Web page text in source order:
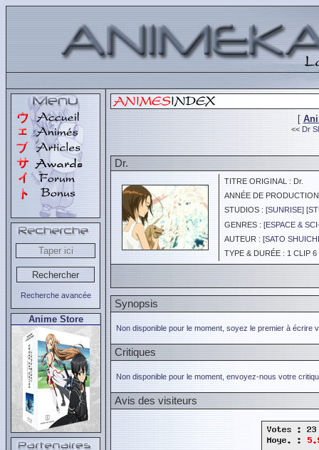
Recherche avancée
Anime Store
[
<< Dr
Dr.
TITRE ORIGINAL : Dr.
ANNÉE DE
STUDIOS : [SUNRISE] [
GENRES : [ESPACE &
AUTEUR : [SATO SHUICHI
TYPE & DURÉE : 1 CLIP 6
Synopsis
Non disponible pour le moment, soyez le premier à écrire
Critiques
Non disponible pour le moment, envoyez-nous votre
Avis des visiteurs